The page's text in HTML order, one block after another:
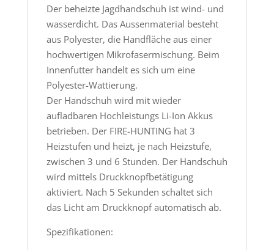
Der beheizte Jagdhandschuh ist wind- und
wasserdicht. Das Aussenmaterial besteht
aus Polyester, die Handfläche aus einer
hochwertigen Mikrofasermischung. Beim
Innenfutter handelt es sich um eine
Polyester-Wattierung.
Der Handschuh wird mit wieder
aufladbaren Hochleistungs Li-Ion Akkus
betrieben. Der FIRE-HUNTING hat 3
Heizstufen und heizt, je nach Heizstufe,
zwischen 3 und 6 Stunden. Der Handschuh
wird mittels Druckknopfbetätigung
aktiviert. Nach 5 Sekunden schaltet sich
das Licht am Druckknopf automatisch ab.
Spezifikationen: